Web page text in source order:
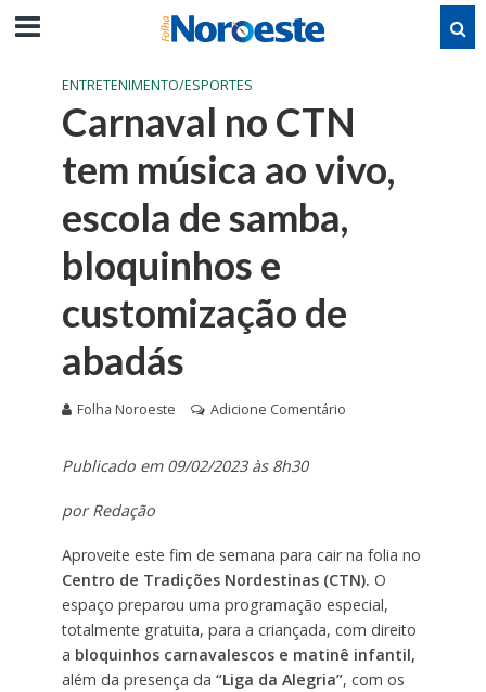
ENTRETENIMENTO/ESPORTES
Carnaval no CTN
tem música ao vivo,
escola de samba,
bloquinhos e
customização de
abadás
Folha Noroeste Adicione Comentário
Publicado em 09/02/2023 às 8h30
por Redação
Aproveite este fim de semana para cair na folia no
Centro de Tradições Nordestinas (CTN). O
espaço preparou uma programação especial,
totalmente gratuita, para a criançada, com direito
a bloquinhos carnavalescos e matinê infantil,
além da presença da “Liga da Alegria”, com os